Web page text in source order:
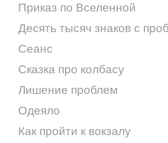
Приказ по Вселенной
Десять тысяч знаков с
Сеанс
Сказка про колбасу
Лишение проблем
Одеяло
Как пройти к вокзалу